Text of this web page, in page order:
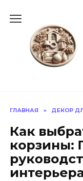
содержанию
ГЛАВНАЯ » ДЕКОР
Как
корзины: